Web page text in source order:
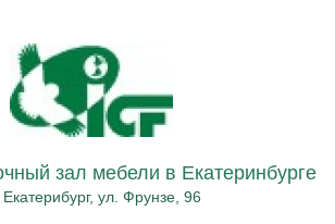
зал мебели в Екатеринбурге
Екатерибург, ул. Фрунзе, 96